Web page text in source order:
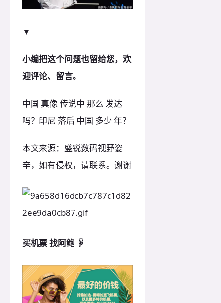
▼
小编把这个问题也留给您，欢
迎评论、留言。
中国 真像 传说中 那么 发达
吗？印尼 落后 中国 多少 年？
本文来源：盛锐数码视野姿
辛，如有侵权，请联系。谢谢
买机票找阿鲍 ☟